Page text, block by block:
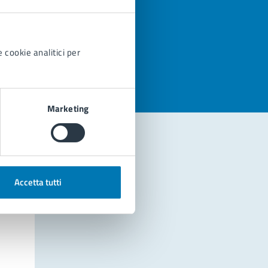
cookie analitici per
Marketing
Accetta tutti